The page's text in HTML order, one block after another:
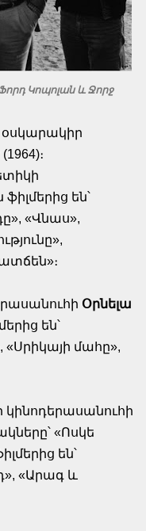
Կոպոլան և Ջորջ
օսկարակիր
(1964)։
են՝
«Վնաս»,
Օրնելա
են՝
մահը»,
կինոդերասանուհի
«Ոսկե
են՝
«Արագ և